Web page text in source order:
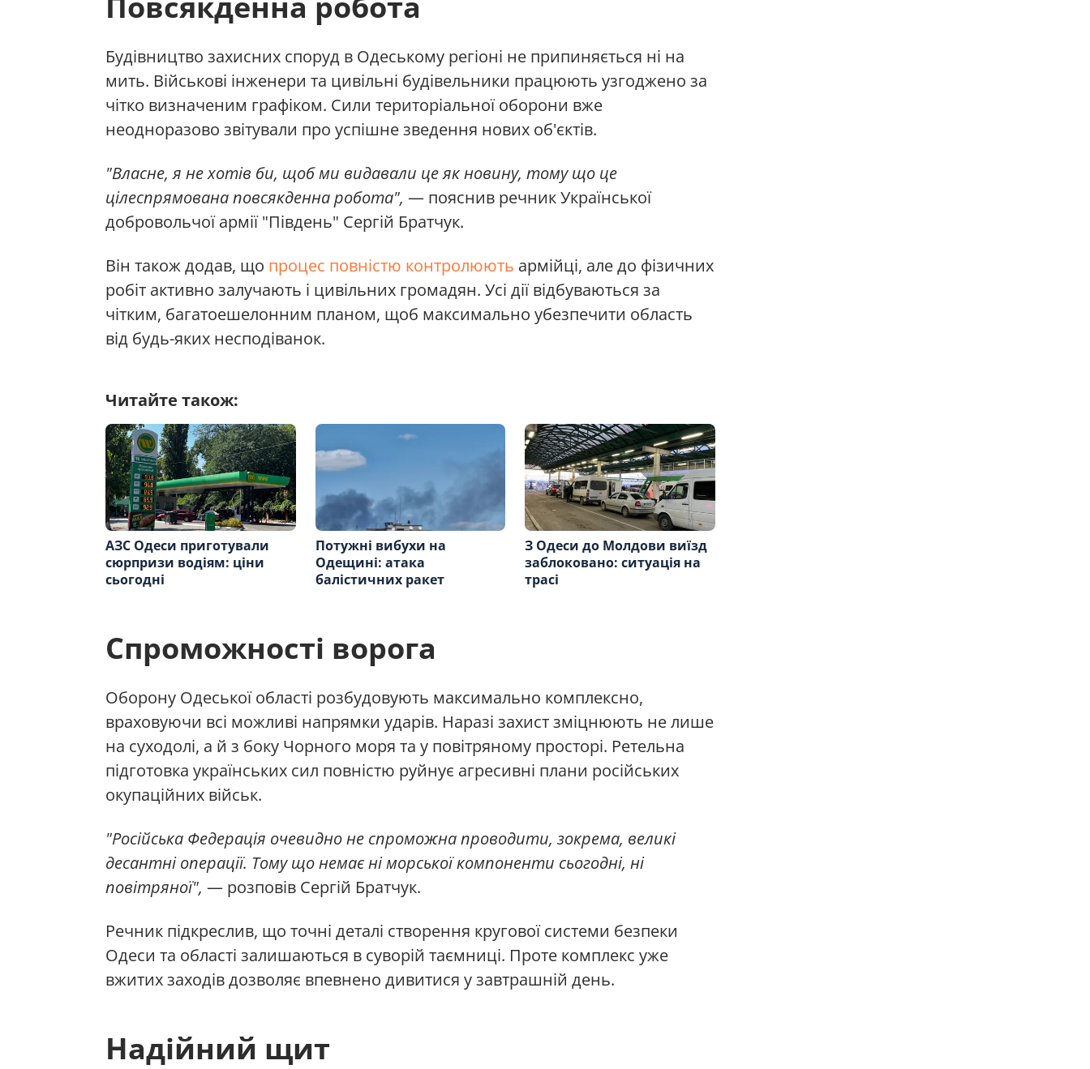
Будівництво захисних споруд в Одеському регіоні не припиняється ні на
мить. Військові інженери та цивільні будівельники працюють узгоджено за
чітко визначеним графіком. Сили територіальної оборони вже
неодноразово звітували про успішне зведення нових об'єктів.
"Власне, я не хотів би, щоб ми видавали це як новину, тому що це
цілеспрямована повсякденна робота", — пояснив речник Української
добровольчої армії "Південь" Сергій Братчук.
Він також додав, що процес повністю контролюють армійці, але до фізичних
робіт активно залучають і цивільних громадян. Усі дії відбуваються за
чітким, багатоешелонним планом, щоб максимально убезпечити область
від будь-яких несподіванок.
Читайте також:
АЗС Одеси приготували
сюрпризи водіям: ціни
сьогодні
Потужні вибухи на
Одещині: атака
балістичних ракет
З Одеси до Молдови виїзд
заблоковано: ситуація на
трасі
Спроможності ворога
Оборону Одеської області розбудовують максимально комплексно,
враховуючи всі можливі напрямки ударів. Наразі захист зміцнюють не лише
на суходолі, а й з боку Чорного моря та у повітряному просторі. Ретельна
підготовка українських сил повністю руйнує агресивні плани російських
окупаційних військ.
"Російська Федерація очевидно не спроможна проводити, зокрема, великі
десантні операції. Тому що немає ні морської компоненти сьогодні, ні
повітряної", — розповів Сергій Братчук.
Речник підкреслив, що точні деталі створення кругової системи безпеки
Одеси та області залишаються в суворій таємниці. Проте комплекс уже
вжитих заходів дозволяє впевнено дивитися у завтрашній день.
Надійний щит